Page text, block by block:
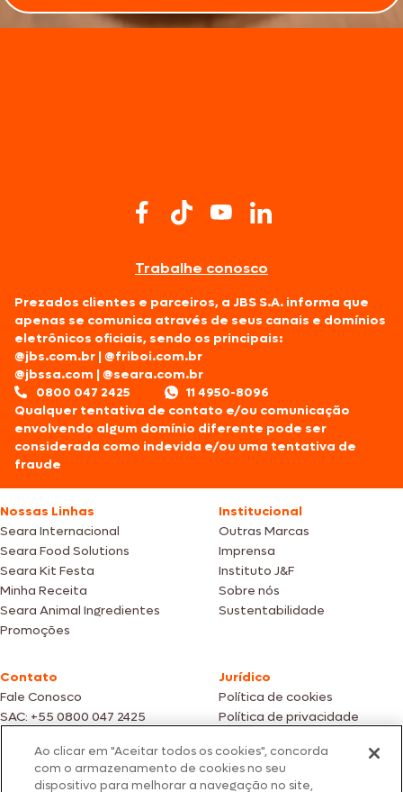
Trabalhe conosco
Prezados clientes e parceiros, a JBS S.A. informa que
apenas se comunica através de seus canais e domínios
eletrônicos oficiais, sendo os principais:
@jbs.com.br |@friboi.com.br
@jbssa.com |@seara.com.br
0800 047 2425
11 4950-8096
Qualquer tentativa de contato e/ou comunicação
envolvendo algum domínio diferente pode ser
considerada como indevida e/ou uma tentativa de
fraude
Nossas Linhas
Seara Internacional
Seara Food Solutions
Seara Kit Festa
Minha Receita
Seara Animal Ingredientes
Promoções
Institucional
Outras Marcas
Imprensa
Instituto J&F
Sobre nós
Sustentabilidade
Contato
Fale Conosco
SAC: +55 0800 047 2425
Jurídico
Política de cookies
Política de privacidade
Fotos meramente ilustrativas | Ofertas válidas enquanto durarem os
estoques dos nossos parceiros | Vendas sujeitas a análise e confirmação
Ao clicar em "Aceitar todos os cookies", concorda
com o armazenamento de cookies no seu
dispositivo para melhorar a navegação no site,